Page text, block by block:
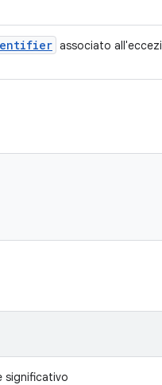
associato
significativo